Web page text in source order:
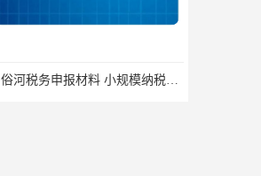
湘潭县税务注销材料 小规模纳税人税费申报 快速高效